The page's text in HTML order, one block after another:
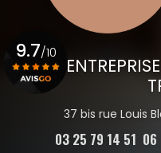
37 bis rue Louis
03 25 79 14 51 06
9.7/10